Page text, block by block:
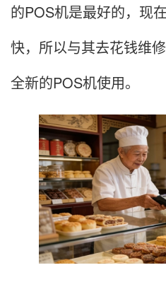
的POS机是最好的，现
快，所以与其去花钱维
全新的POS机使用。